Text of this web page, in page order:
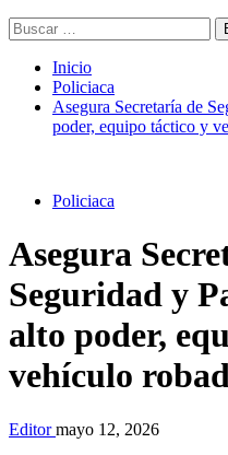
Buscar:
Inicio
Policiaca
Asegura Secretaría de
poder, equipo táctico y
Policiaca
Asegura
Seguridad y
alto poder,
vehículo
Editormayo 12, 2026